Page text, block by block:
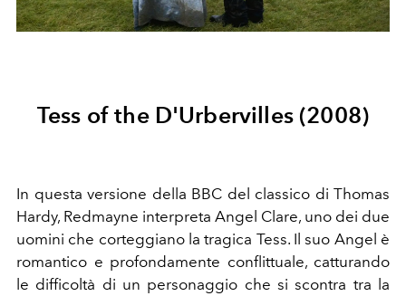
Tess of the D'Urbervilles (2008)
In questa versione della BBC del classico di Thomas
Hardy, Redmayne interpreta Angel Clare, uno dei due
uomini che corteggiano la tragica Tess. Il suo Angel è
romantico e profondamente conflittuale, catturando
le difficoltà di un personaggio che si scontra tra la